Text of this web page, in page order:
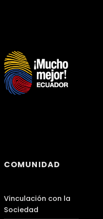
COMUNIDAD
Vinculación con la
Sociedad